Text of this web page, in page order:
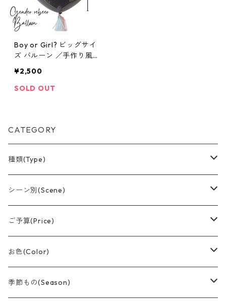
Boy or Girl? ビッグサイ
ズ バルーン ／手作り風船
¥2,500
SOLD OUT
CATEGORY
種類(Type)
アレンジメント(置型)
バルーンブーケ
つり下げデザイン
おむつケーキ
シーン別(Scene)
誕生日
結婚祝い
卒業
ご予算(Price)
〜¥1,500
〜¥3,000
お色(Color)
赤系
季節もの(Season)